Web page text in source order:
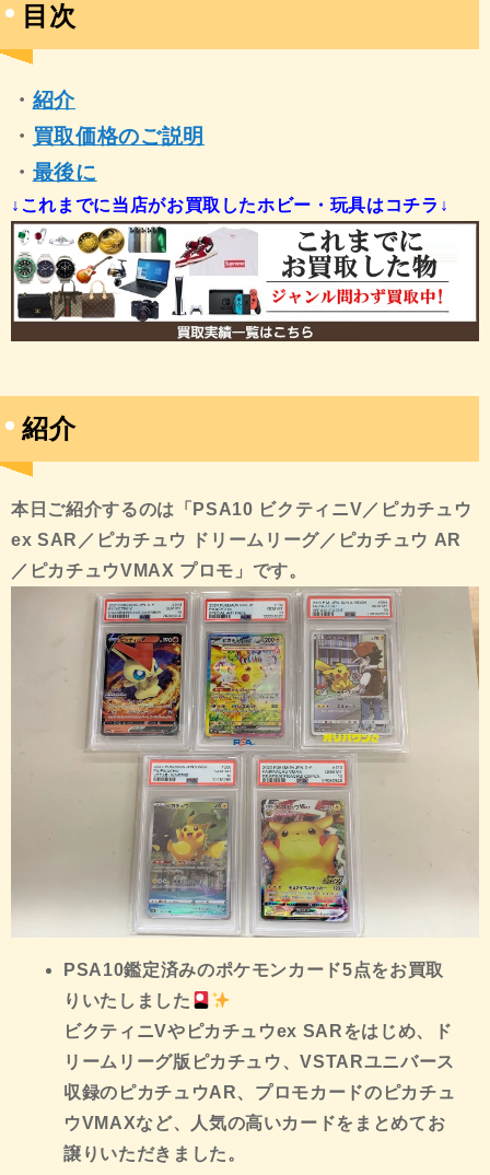
目次
・ 紹介
・ 買取価格のご説明
・ 最後に
↓これまでに当店がお買取したホビー・玩具はコチラ↓
紹介
本日ご紹介するのは「PSA10 ビクティニV／ピカチュウ
ex SAR／ピカチュウ ドリームリーグ／ピカチュウ AR
／ピカチュウVMAX プロモ 」です。
PSA10鑑定済みのポケモンカード5点をお買取
りいたしました
ビクティニVやピカチュウex SARをはじめ、ド
リームリーグ版ピカチュウ、VSTARユニバース
収録のピカチュウAR、プロモカードのピカチュ
ウVMAXなど、人気の高いカードをまとめてお
譲りいただきました。